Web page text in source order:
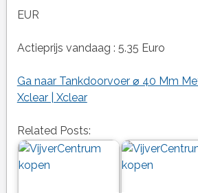
EUR
Actieprijs vandaag : 5.35 Euro
Ga naar Tankdoorvoer ⌀ 40 Mm
Xclear | Xclear
Related Posts: